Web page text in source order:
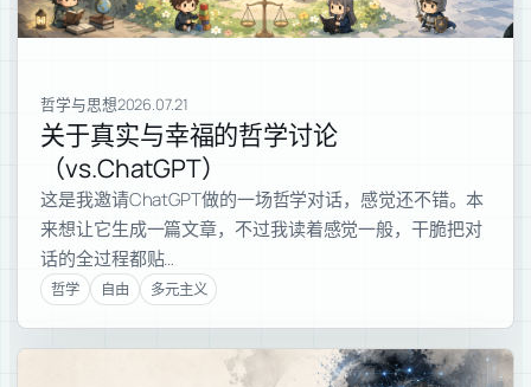
哲学与思想2026.07.21
关于真实与幸福的哲学讨论
（vs.ChatGPT）
这是我邀请ChatGPT做的一场哲学对话，感觉还不错。本
来想让它生成一篇文章，不过我读着感觉一般，干脆把对
话的全过程都贴…
哲学 自由 多元主义